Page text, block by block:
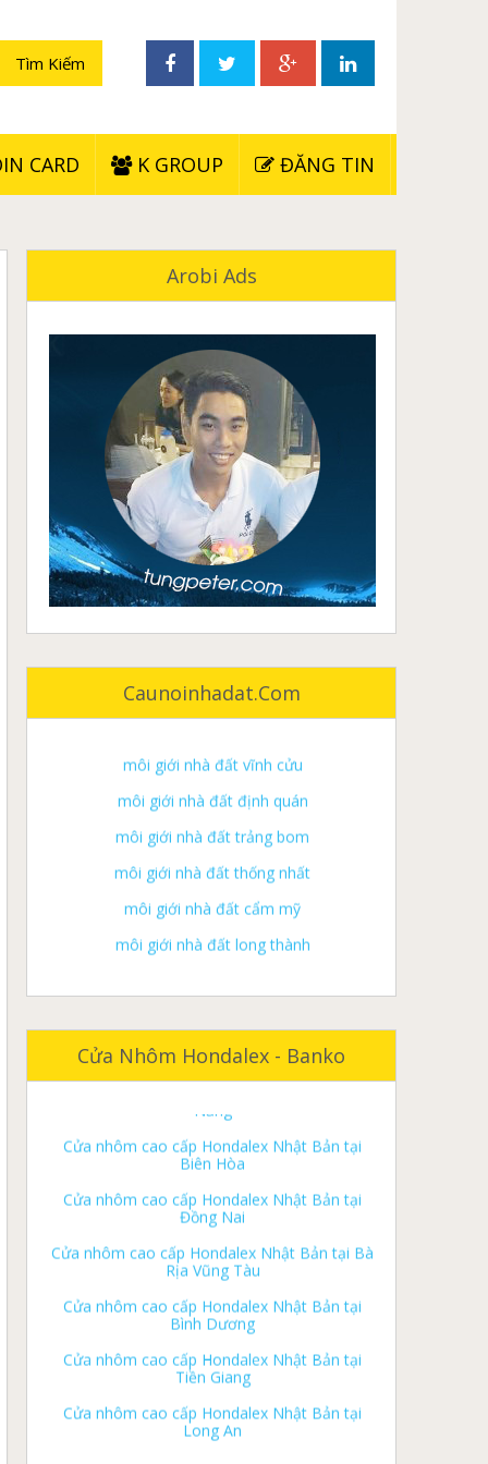
CARD K GROUP ĐĂNG TIN
Arobi Ads
Caunoinhadat.com
môi giới nhà đất đồng nai
môi giới nhà đất tân phú
môi giới nhà đất vĩnh cửu
môi giới nhà đất định quán
môi giới nhà đất trảng bom
môi giới nhà đất thống nhất
môi giới nhà đất cẩm mỹ
môi giới nhà đất long thành
môi giới nhà đất xuân lộc
ký gửi nhà đất biên hoà
ký gửi nhà đất long khánh
ký gửi nhà đất tân phú
ký gửi nhà đất vĩnh cửu
ký gửi nhà đất định quán
ký gửi nhà đất trảng bom
ký gửi nhà đất thống nhất
ký gửi nhà đất cẩm mỹ
ký gửi nhà đất long thành
ký gửi nhà đất xuân lộc
ký gửi nhà đất nhơn trạch
Nhà đất biên hòa
Cửa Nhôm Hondalex - Banko
Cửa nhôm cao cấp Hondalex Nhật Bản tại Đà
Nẵng
Biên Hòa
Cửa nhôm cao cấp Hondalex Nhật Bản tại
Đồng Nai
Cửa nhôm cao cấp Hondalex Nhật Bản tại Bà
Rịa Vũng Tàu
Cửa nhôm cao cấp Hondalex Nhật Bản tại
Bình Dương
Cửa nhôm cao cấp Hondalex Nhật Bản tại
Tiền Giang
Cửa nhôm cao cấp Hondalex Nhật Bản tại
Long An
Cửa nhôm cao cấp Hondalex Nhật Bản tại
Cần Thơ